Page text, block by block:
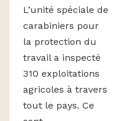
L’unité spéciale de
carabiniers pour
la protection du
travail a inspecté
310 exploitations
agricoles à travers
tout le pays. Ce